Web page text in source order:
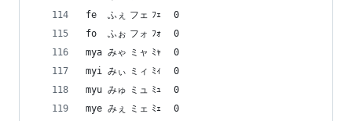
fe	ふぇ	フェ	ﾌｪ	0
fo	ふぉ	フォ	ﾌｫ	0
mya	みゃ	ミャ	ﾐｬ	0
myi	みぃ	ミィ	ﾐｨ	0
myu	みゅ	ミュ	ﾐｭ	0
mye	みぇ	ミェ	ﾐｪ	0